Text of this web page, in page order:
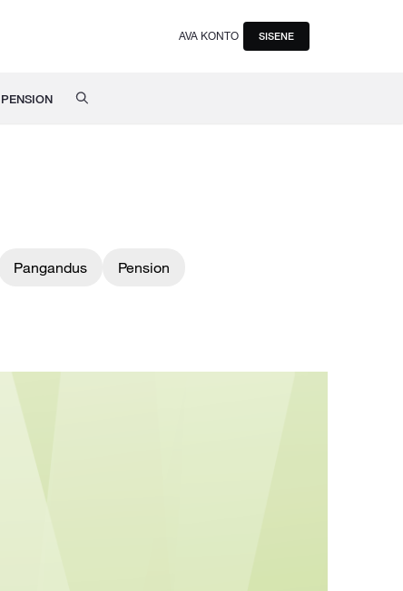
AVA KONTO SISENE
PENSION
Pangandus Pension